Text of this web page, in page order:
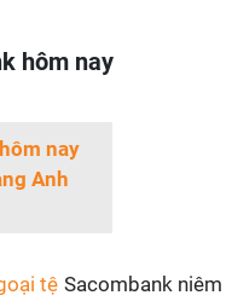
hôm nay
nay
Anh
tệ Sacombank niêm